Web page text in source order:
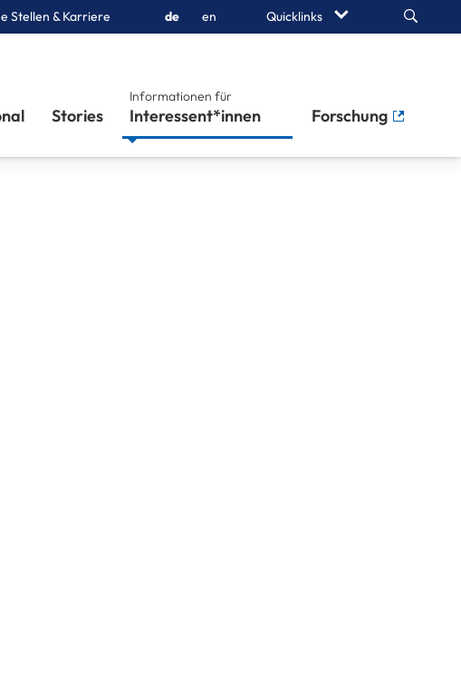
Stellen & Karriere de en Quicklinks Search
Stories
Informationen für
Interessent*innen Forschung